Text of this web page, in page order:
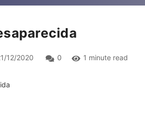
12/2020 0 1 minute read